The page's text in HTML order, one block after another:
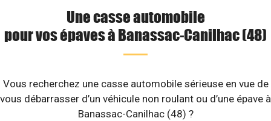
Une casse automobile
pour vos épaves à Banassac-Canilhac (48)
Vous recherchez une casse automobile sérieuse en vue de
vous débarrasser d’un véhicule non roulant ou d’une épave à
Banassac-Canilhac (48) ?